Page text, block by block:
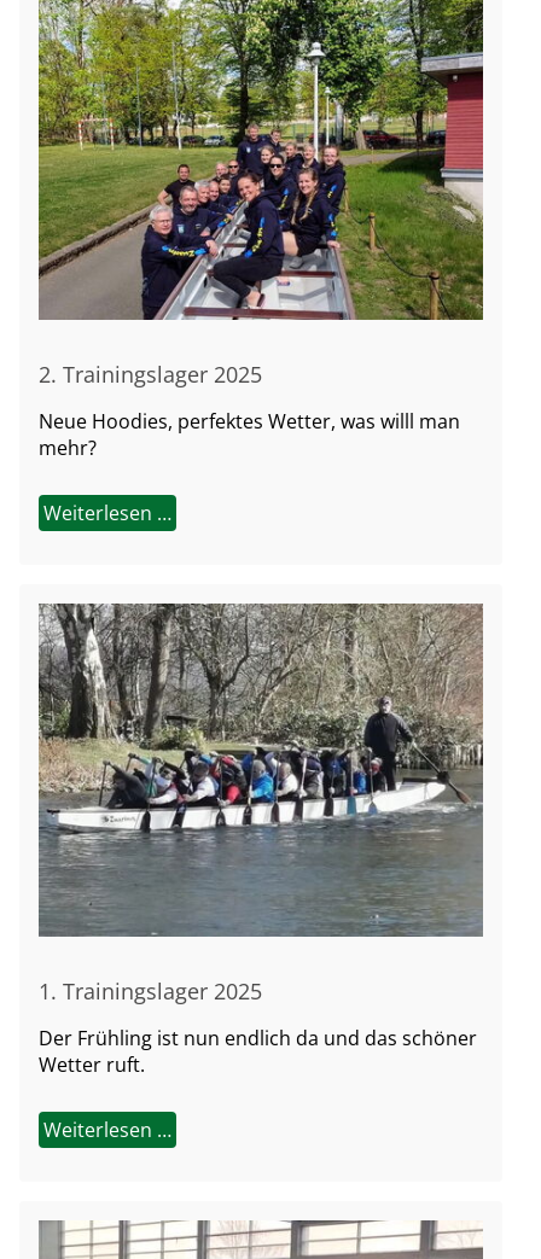
2. Trainingslager 2025
Neue Hoodies, perfektes Wetter, was willl man
mehr?
Weiterlesen …
1. Trainingslager 2025
Der Frühling ist nun endlich da und das schöner
Wetter ruft.
Weiterlesen …